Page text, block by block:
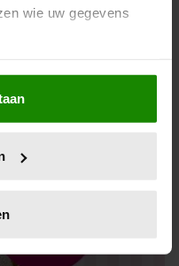
wie uw gegevens
graag:
geografische locatie,
kan zijn
(fingerprinting)
het